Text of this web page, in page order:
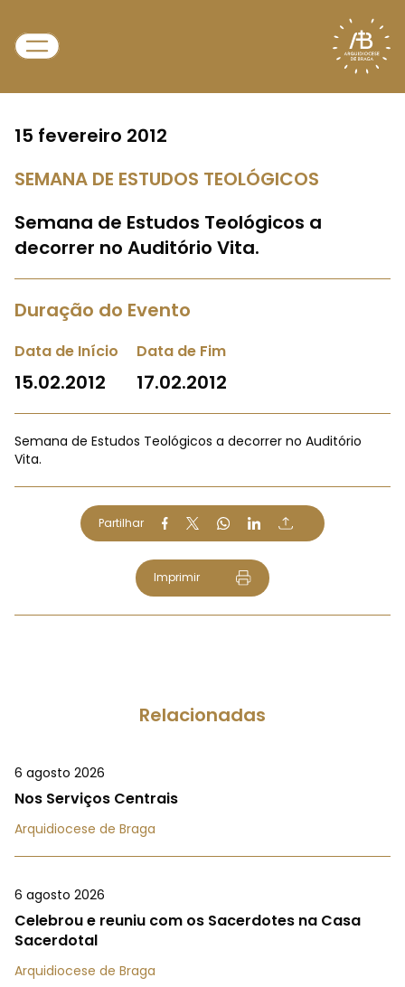
15 fevereiro 2012
SEMANA DE ESTUDOS TEOLÓGICOS
Semana de Estudos Teológicos a
decorrer no Auditório Vita.
Duração do Evento
Data de Início
15.02.2012
Data de Fim
17.02.2012
Semana de Estudos Teológicos a decorrer no Auditório
Vita.
Partilhar
Imprimir
Relacionadas
6 agosto 2026
Nos Serviços Centrais
Arquidiocese de Braga
6 agosto 2026
Celebrou e reuniu com os Sacerdotes na Casa
Sacerdotal
Arquidiocese de Braga